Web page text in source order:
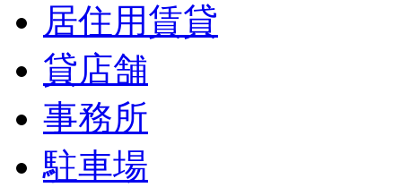
居住用賃貸
貸店舗
事務所
駐車場